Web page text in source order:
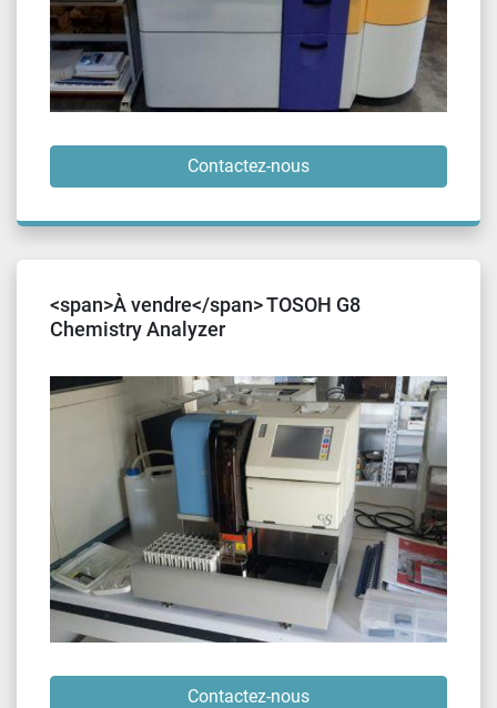
Contactez-nous
<span>À vendre</span> TOSOH G8
Chemistry Analyzer
Contactez-nous